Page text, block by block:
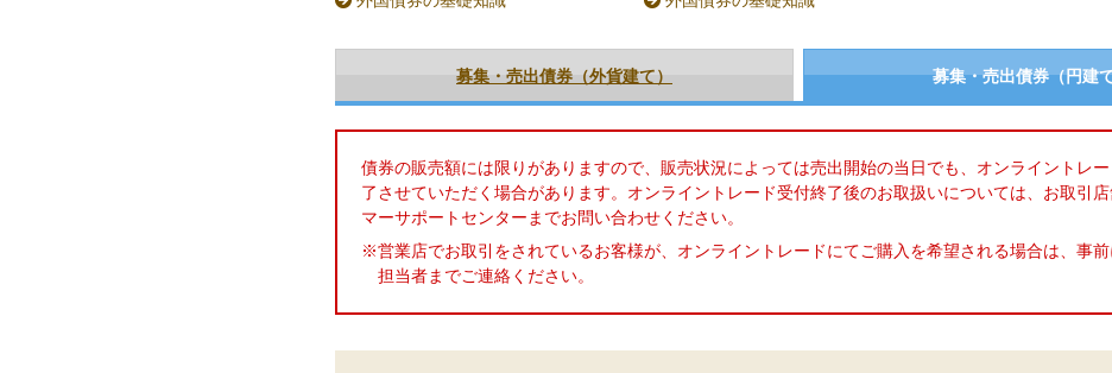
募集・売出債券（外貨建て） 募集・売出債券（円建
債券の販売額には限りがありますので、販売状況によっては売出開始の当日でも、オンライントレ
了させていただく場合があります。オンライントレード受付終了後のお取扱いについては、お取引
マーサポートセンターまでお問い合わせください。
※営業店でお取引をされているお客様が、オンライントレードにてご購入を希望される場合は、事
担当者までご連絡ください。